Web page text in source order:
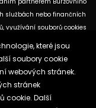
službách nebo finančních
využívání souborů cookies
článků mohou
analýzy nebo datu,
údaje.
které jsou
soubory cookie
webových stránek.
stránek
cookie. Další